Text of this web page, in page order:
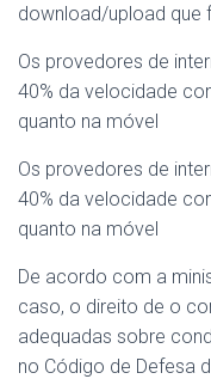
download/upload que
Os provedores de
40% da velocidade
quanto na móvel
Os provedores de
40% da velocidade
quanto na móvel
De acordo com a
caso, o direito de o
adequadas sobre
no Código de Defesa